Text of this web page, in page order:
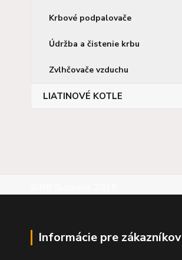
Krbové podpalovače
Údržba a čistenie krbu
Zvlhčovače vzduchu
LIATINOVÉ KOTLE
Informácie pre zákazníkov